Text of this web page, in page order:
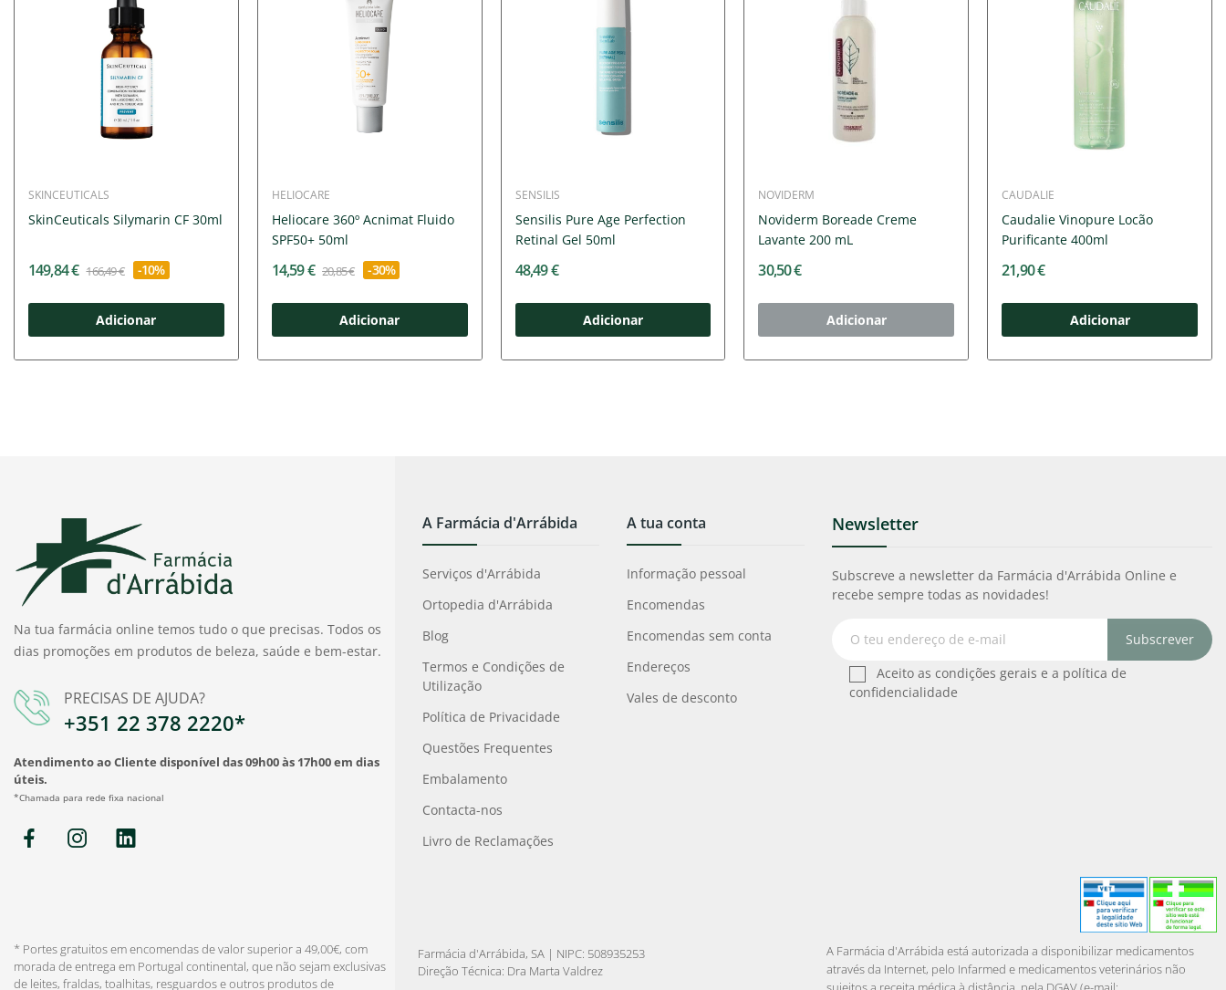
SKINCEUTICALS
SkinCeuticals Silymarin CF 30ml
149,84 € 166,49 € -10%
Adicionar
HELIOCARE
Heliocare 360º Acnimat Fluido
SPF50+ 50ml
14,59 € 20,85 € -30%
Adicionar
SENSILIS
Sensilis Pure Age Perfection
Retinal Gel 50ml
48,49 €
Adicionar
NOVIDERM
Noviderm Boreade Creme
Lavante 200 mL
30,50 €
Adicionar
CAUDALIE
Caudalie Vinopure Locão
Purificante 400ml
21,90 €
Adicionar
Na tua farmácia online temos tudo o que precisas. Todos os
dias promoções em produtos de beleza, saúde e bem-estar.
PRECISAS DE AJUDA?
+351 22 378 2220*
Atendimento ao Cliente disponível das 09h00 às 17h00 em dias
úteis.
*Chamada para rede fixa nacional
A Farmácia d'Arrábida
Serviços d'Arrábida
Ortopedia d'Arrábida
Blog
Termos e Condições de
Utilização
Política de Privacidade
Questões Frequentes
Embalamento
Contacta-nos
Livro de Reclamações
A tua conta
Informação pessoal
Encomendas
Encomendas sem conta
Endereços
Vales de desconto
Newsletter
Subscreve a newsletter da Farmácia d'Arrábida Online e
recebe sempre todas as novidades!
Subscrever
Aceito as condições gerais e a política de
confidencialidade
* Portes gratuitos em encomendas de valor superior a 49,00€, com
morada de entrega em Portugal continental, que não sejam exclusivas
de leites, fraldas, toalhitas, resguardos e outros produtos de
Farmácia d'Arrábida, SA | NIPC: 508935253
Direção Técnica: Dra Marta Valdrez
A Farmácia d'Arrábida está autorizada a disponibilizar medicamentos
através da Internet, pelo Infarmed e medicamentos veterinários não